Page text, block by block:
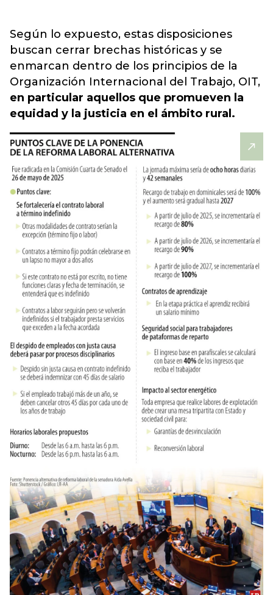
Según lo expuesto, estas disposiciones
buscan cerrar brechas históricas y se
enmarcan dentro de los principios de la
Organización Internacional del Trabajo, OIT,
en particular aquellos que promueven la
equidad y la justicia en el ámbito rural.